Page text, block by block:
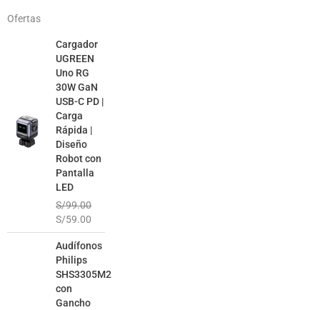
Ofertas
Cargador
UGREEN
Uno RG
30W GaN
USB-C PD |
Carga
Rápida |
Diseño
Robot con
Pantalla
LED
S/99.00
precio
S/59.00
Audífonos
Philips
SHS3305M2
con
Gancho
precio
original
S/99.00.